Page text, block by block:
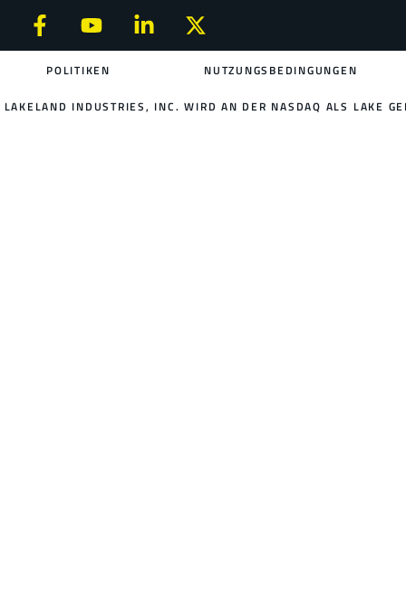
POLITIKEN NUTZUNGSBEDINGUNGEN
LAKELAND INDUSTRIES, INC. WIRD AN DER NASDAQ ALS LAKE